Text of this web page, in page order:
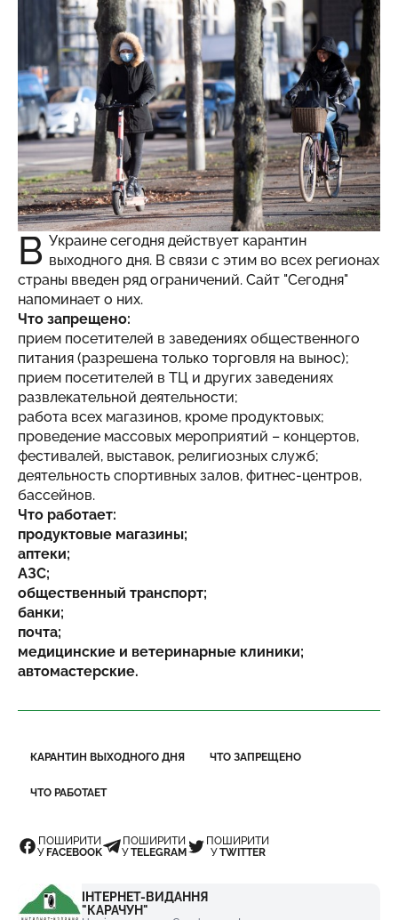
В Украине сегодня действует карантин
выходного дня. В связи с этим во всех регионах
страны введен ряд ограничений. Сайт "Сегодня"
напоминает о них.
Что запрещено:
прием посетителей в заведениях общественного
питания (разрешена только торговля на вынос);
прием посетителей в ТЦ и других заведениях
развлекательной деятельности;
работа всех магазинов, кроме продуктовых;
проведение массовых мероприятий – концертов,
фестивалей, выставок, религиозных служб;
деятельность спортивных залов, фитнес-центров,
бассейнов.
Что работает:
продуктовые магазины;
аптеки;
АЗС;
общественный транспорт;
банки;
почта;
медицинские и ветеринарные клиники;
автомастерские.
КАРАНТИН ВЫХОДНОГО ДНЯ ЧТО ЗАПРЕЩЕНО
ЧТО РАБОТАЕТ
ПОШИРИТИ
У FACEBOOK
ПОШИРИТИ
УTELEGRAM
ПОШИРИТИ
УTWITTER
ІНТЕРНЕТ-ВИДАННЯ
"КАРАЧУН"